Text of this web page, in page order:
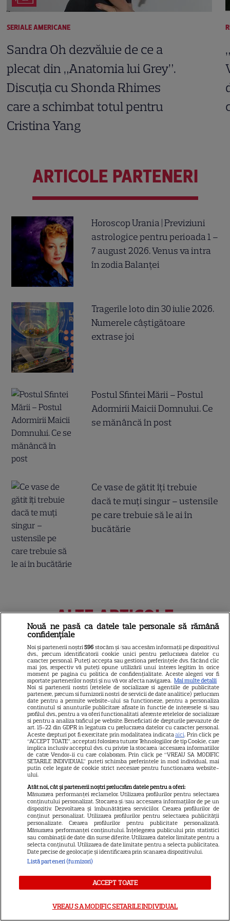
SERIALE AMERICANE
Sandra Oh dezvăluie de ce a
plecat din „Anatomia lui Grey”.
Discuția cu Shonda Rhimes
care a schimbat totul pentru
Cristina Yang
ARTICOLE PARTENERI
Horoscop Urania | Previziuni
astrologice pentru perioada 1 –
7 august 2026. Venus va intra
în zodia Balanței
Tragerile loto din 30 iulie 2026.
Numerele câştigătoare
extrase joi
Postul Sfintei Mării – Postul
Adormirii Maicii Domnului. Ce
se mănâncă în post
Ce vase de gătit îți trebuie
dacă te muți singur – ustensile
pe care trebuie să le ai în
bucătărie
ALTE ARTICOLE
INTERESANTE
16
NETFLIX
Noutăți Netflix în august 2026:
Robert De Niro, „Nosferatu” și
noile sezoane din „Outer
Banks” și „Un veac de
singurătate”
14
VEDETE STRĂINE
Sean Astin din „Stăpânul
Inelelor” a fost nevoit să își
vândă casa din cauza
salariului mic: Câți bani a
primit de fapt
VEDETE STRĂINE
Elon Musk, atac la adresa
care a realizat documentarul
despre viața sa. Filmul are 232
Nouă ne pasă ca datele tale personale să rămână
confidențiale
Noi și partenerii noștri596 stocăm și/sau accesăm informații pe dispozitivul
dvs., precum identificatorii cookie unici pentru prelucrarea datelor cu
caracter personal. Puteți accepta sau gestiona preferințele dvs. făcând clic
mai jos, respectiv vă puteți opune utilizării unui interes legitim în orice
moment pe pagina cu politica de confidențialitate. Aceste alegeri vor fi
raportate partenerilor noștri și nu vă vor afecta navigarea. Mai multe detalii
Noi si partenerii nostri (retelele de socializare si agentiile de publicitate
partenere, precum si furnizorii nostri de servicii de date analitice) prelucram
date pentru a permite website-ului sa functioneze, pentru a personaliza
continutul si anunturile publicitare afisate in functie de interesele si/sau
profilul dvs., pentru a va oferi functionalitati aferente retelelor de socializare
si pentru a analiza traficul pe website. Beneficiati de drepturile prevazute de
art. 15-22 din GDPR in legatura cu prelucrarea datelor cu caracter personal.
Aceste drepturi pot fi exercitate prin modalitatea indicataaici. Prin click pe
“ACCEPT TOATE”, acceptati folosirea tuturor Tehnologiilor de tip Cookie, care
implica inclusiv acceptul dvs. cu privire la stocarea/accesarea informatiilor
de catre Vendor-ii cu care colaboram. Prin click pe “VREAU SA MODIFIC
SETARILE INDIVIDUAL” puteti schimba preferintele in mod individual, mai
putin cele legate de cookie strict necesare pentru functionarea website-
ului.
Atât noi, cât și partenerii noștri prelucrăm datele pentru a oferi:
Măsurarea performanței reclamelor. Utilizarea profilurilor pentru selectarea
conținutului personalizat. Stocarea și/sau accesarea informațiilor de pe un
dispozitiv. Dezvoltarea și îmbunătățirea serviciilor. Crearea profilurilor de
conținut personalizat. Utilizarea profilurilor pentru selectarea publicității
personalizate. Crearea profilurilor pentru publicitate personalizată.
Măsurarea performanței conținutului. Înțelegerea publicului prin statistici
sau combinații de date din surse diferite. Utilizarea datelor limitate pentru a
selecta conținutul. Utilizarea de date limitate pentru a selecta publicitatea.
Date precise de geolocație și identificarea prin scanarea dispozitivului.
Listă parteneri (furnizori)
ACCEPT TOATE
VREAU SA MODIFIC SETARILE INDIVIDUAL